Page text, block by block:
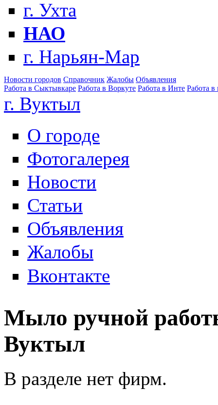
г. Ухта
НАО
г. Нарьян-Мар
Новости городов Справочник Жалобы Объявления
Работа в Сыктывкаре Работа в Воркуте Работа в Инте Работа в
г. Вуктыл
О городе
Фотогалерея
Новости
Статьи
Объявления
Жалобы
Вконтакте
Мыло ручной
Вуктыл
В разделе нет фирм.